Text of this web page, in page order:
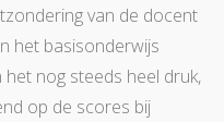
van de docent
het basisonderwijs
nog steeds heel druk,
op de scores bij